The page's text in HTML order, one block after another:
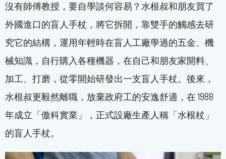
沒有師傅教授，要自學談何容易？水根叔和朋友買了
外國進口的盲人手杖，將它拆開，靠雙手的觸感去研
究它的結構，運用年輕時在盲人工廠學過的五金、機
械知識，自行購入各種機器，在自己和朋友家開料、
加工、打磨，從零開始研發出一支盲人手杖。後來，
水根叔更毅然離職，放棄政府工的安逸舒適，在 1988
年成立「傲科實業」，正式設廠生產人稱「水根杖」
的盲人手杖。